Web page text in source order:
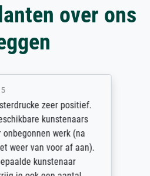
over ons
zeer positief.
kunstenaars
werk (na
weer van voor af aan).
kunstenaar